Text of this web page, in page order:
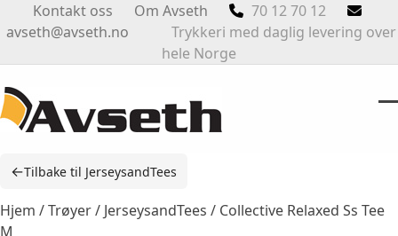
to
Kontakt oss Om Avseth
70 12 70 12
avseth@avseth.no Trykkeri med daglig levering over
hele Norge
←Tilbake til JerseysandTees
Hjem /Trøyer/ JerseysandTees / Collective Relaxed Ss Tee
M